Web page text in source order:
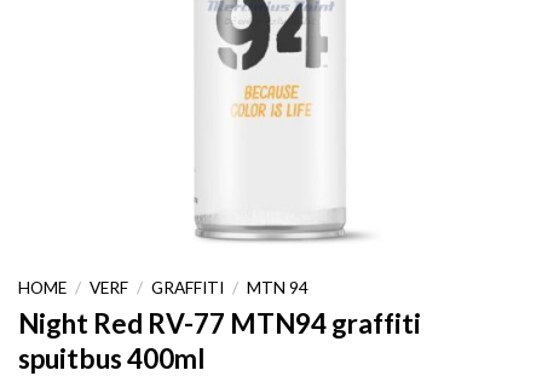
HOME / VERF / GRAFFITI / MTN 94
Night Red RV-77 MTN94 graffiti
spuitbus 400ml